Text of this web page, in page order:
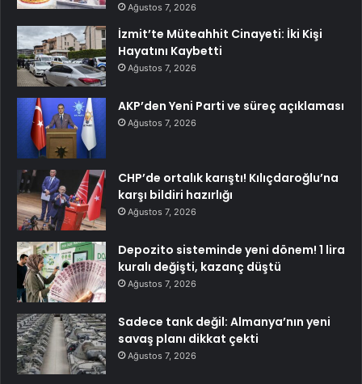
Ağustos 7, 2026
İzmit’te Müteahhit Cinayeti: İki Kişi
Hayatını Kaybetti
Ağustos 7, 2026
AKP’den Yeni Parti ve süreç açıklaması
Ağustos 7, 2026
CHP’de ortalık karıştı! Kılıçdaroğlu’na
karşı bildiri hazırlığı
Ağustos 7, 2026
Depozito sisteminde yeni dönem! 1 lira
kuralı değişti, kazanç düştü
Ağustos 7, 2026
Sadece tank değil: Almanya’nın yeni
savaş planı dikkat çekti
Ağustos 7, 2026